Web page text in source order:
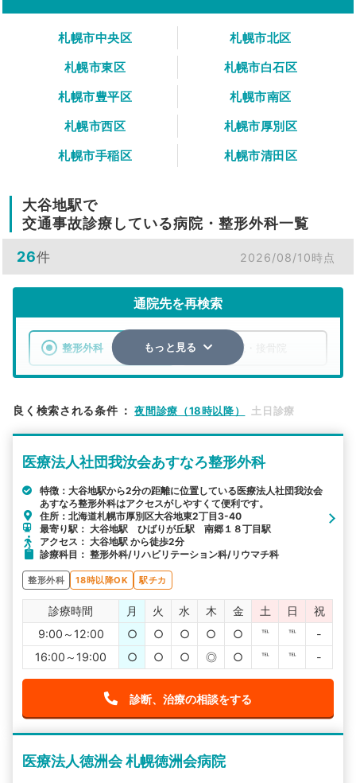
札幌市中央区
札幌市北区
札幌市東区
札幌市白石区
札幌市豊平区
札幌市南区
札幌市西区
札幌市厚別区
札幌市手稲区
札幌市清田区
大谷地駅で
交通事故診療している病院・整形外科一覧
26件 2026/08/10時点
通院先を再検索
整形外科 整骨院・接骨院
検索する
詳細条件で絞り込む
その他の検索方法
駅から探す 院名から探す
もっと見る
良く検索される条件 ： 夜間診療（18時以降） 土日診療
医療法人社団我汝会あすなろ整形外科
特徴：大谷地駅から2分の距離に位置している医療法人社団我汝会
あすなろ整形外科はアクセスがしやすくて便利です。
住所：北海道札幌市厚別区大谷地東2丁目3-40
最寄り駅： 大谷地駅 ひばりが丘駅 南郷１８丁目駅
アクセス： 大谷地駅 から徒歩2分
診療科目： 整形外科/リハビリテーション科/リウマチ科
整形外科 18時以降OK 駅チカ
診療時間 月 火 水 木 金 土 日
祝
9:00～12:00
○ ○ ○ ○ ○ ℡ ℡
-
16:00～19:00
○ ○ ○ ◎ ○ ℡ ℡ -
診断、治療の相談をする
医療法人徳洲会 札幌徳洲会病院